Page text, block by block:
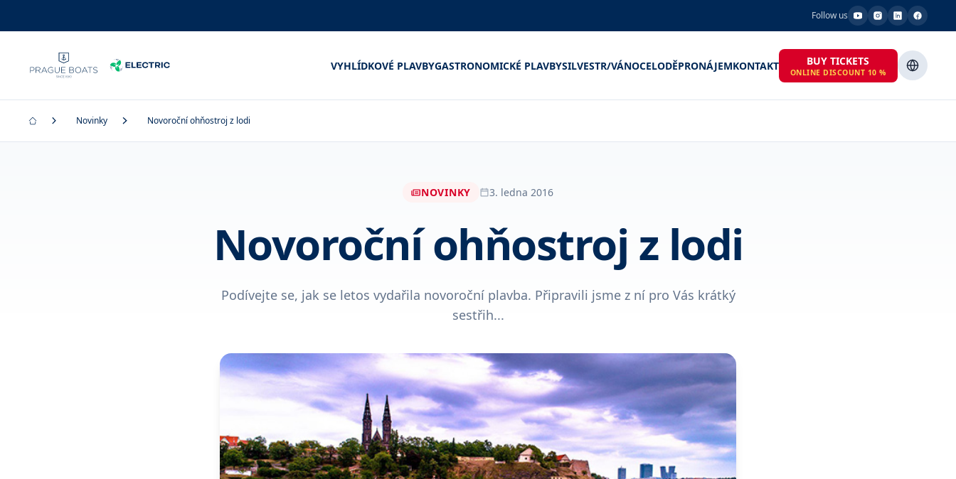
Follow us
VYHLÍDKOVÉ PLAVBYGASTRONOMICKÉ PLAVBYSILVESTR/VÁNOCELODĚPRONÁJEMKONTAKT BUY TICKETS
ONLINE DISCOUNT 10 %
Novinky Novoroční ohňostroj z lodi
NOVINKY 3. ledna 2016
Novoroční ohňostroj z lodi
Podívejte se, jak se letos vydařila novoroční plavba. Připravili jsme z ní pro Vás krátký
sestřih...